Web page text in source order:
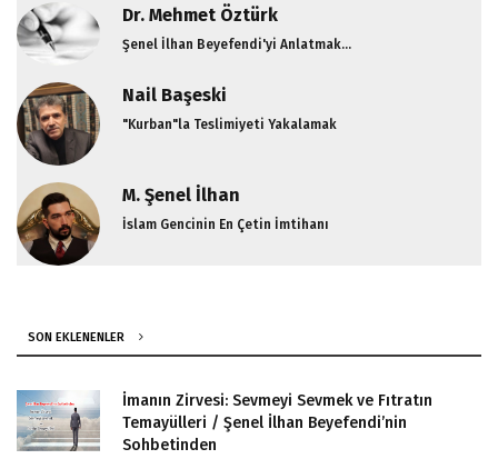
Feyz 222. Sayı Editörden
Dr. Mehmet Öztürk
Şenel İlhan Beyefendi'yi Anlatmak...
Nail Başeski
"Kurban"la Teslimiyeti Yakalamak
M. Şenel İlhan
İslam Gencinin En Çetin İmtihanı
SON EKLENENLER
İmanın Zirvesi: Sevmeyi Sevmek ve Fıtratın
Temayülleri / Şenel İlhan Beyefendi’nin
Sohbetinden